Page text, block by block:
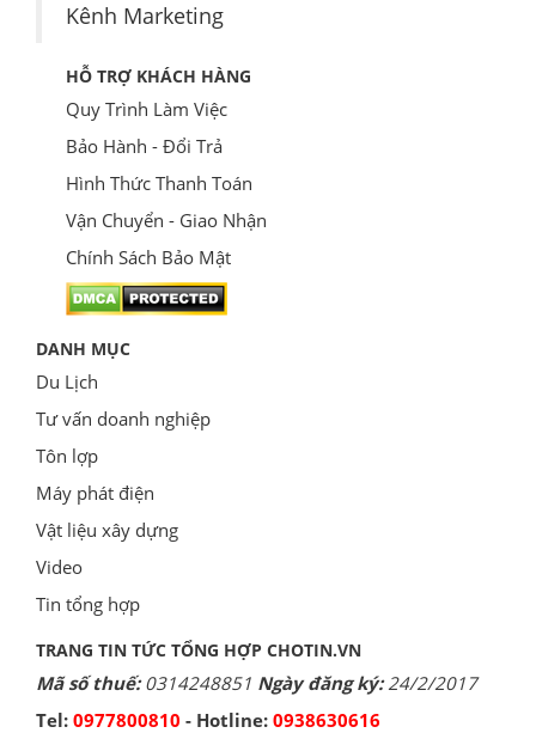
Kênh Marketing
HỖ TRỢ KHÁCH HÀNG
Quy Trình Làm Việc
Bảo Hành - Đổi Trả
Hình Thức Thanh Toán
Vận Chuyển - Giao Nhận
Chính Sách Bảo Mật
DANH MỤC
Du Lịch
Tư vấn doanh nghiệp
Tôn lợp
Máy phát điện
Vật liệu xây dựng
Video
Tin tổng hợp
TRANG TIN TỨC TỔNG HỢP CHOTIN.VN
Mã số thuế:0314248851 Ngày đăng ký:24/2/2017
Tel: 0977800810 - Hotline: 0938630616